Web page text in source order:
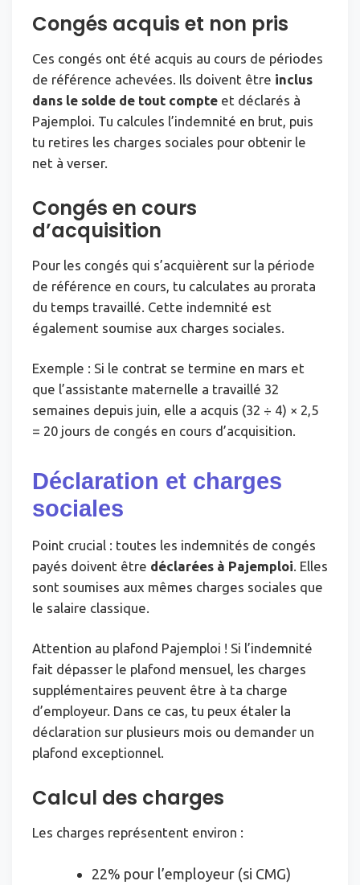
Congés acquis et non pris
Ces congés ont été acquis au cours de périodes
de référence achevées. Ils doivent être inclus
dans le solde de tout compte et déclarés à
Pajemploi. Tu calcules l’indemnité en brut, puis
tu retires les charges sociales pour obtenir le
net à verser.
Congés en cours
d’acquisition
Pour les congés qui s’acquièrent sur la période
de référence en cours, tu calculates au prorata
du temps travaillé. Cette indemnité est
également soumise aux charges sociales.
Exemple : Si le contrat se termine en mars et
que l’assistante maternelle a travaillé 32
semaines depuis juin, elle a acquis (32 ÷ 4) × 2,5
= 20 jours de congés en cours d’acquisition.
Déclaration et charges
sociales
Point crucial : toutes les indemnités de congés
payés doivent être déclarées à Pajemploi. Elles
sont soumises aux mêmes charges sociales que
le salaire classique.
Attention au plafond Pajemploi ! Si l’indemnité
fait dépasser le plafond mensuel, les charges
supplémentaires peuvent être à ta charge
d’employeur. Dans ce cas, tu peux étaler la
déclaration sur plusieurs mois ou demander un
plafond exceptionnel.
Calcul des charges
Les charges représentent environ :
22% pour l’employeur (si CMG)